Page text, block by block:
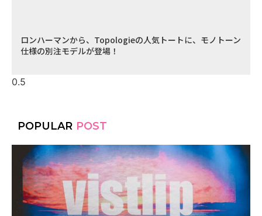
ロンハーマンから、Topologieの人気トートに、モノトーン
仕様の別注モデルが登場！
POPULAR POST